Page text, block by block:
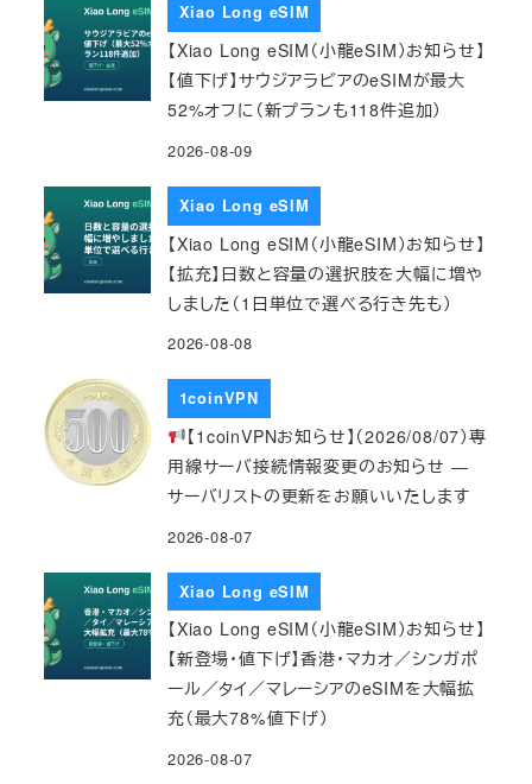
Xiao Long eSIM
【Xiao Long eSIM（小龍eSIM）お知らせ】
【値下げ】サウジアラビアのeSIMが最大
52%オフに（新プランも118件追加）
2026-08-09
Xiao Long eSIM
【Xiao Long eSIM（小龍eSIM）お知らせ】
【拡充】日数と容量の選択肢を大幅に増や
しました（1日単位で選べる行き先も）
2026-08-08
1coinVPN
【1coinVPNお知らせ】（2026/08/07）専
用線サーバ接続情報変更のお知らせ ―
サーバリストの更新をお願いいたします
2026-08-07
Xiao Long eSIM
【Xiao Long eSIM（小龍eSIM）お知らせ】
【新登場・値下げ】香港・マカオ／シンガポ
ール／タイ／マレーシアのeSIMを大幅拡
充（最大78%値下げ）
2026-08-07